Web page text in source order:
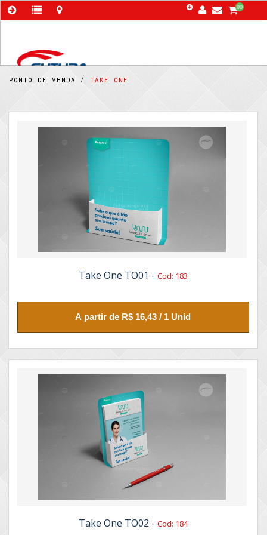
00
ponto de venda / take one
Take One TO01 - Cod: 183
A partir de R$ 16,43 / 1 Unid
Take One TO02 - Cod: 184